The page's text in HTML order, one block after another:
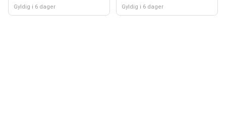
Gyldig i 6 dager Gyldig i 6 dager